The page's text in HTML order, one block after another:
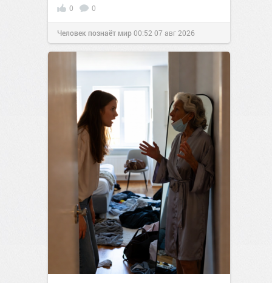
0 0
Человек познаёт мир00:52 07 авг 2026